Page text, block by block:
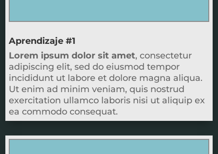
Aprendizaje #1
Lorem ipsum dolor sit amet, consectetur
adipiscing elit, sed do eiusmod tempor
incididunt ut labore et dolore magna aliqua.
Ut enim ad minim veniam, quis nostrud
exercitation ullamco laboris nisi ut aliquip ex
ea commodo consequat.